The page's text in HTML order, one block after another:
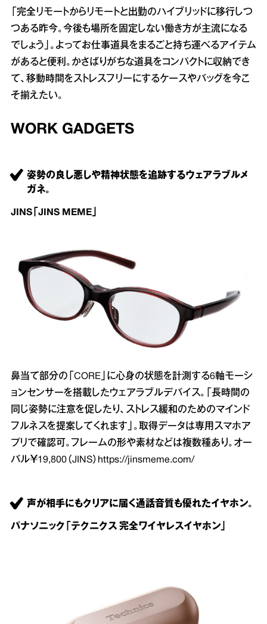
「完全リモートからリモートと出勤のハイブリッドに移行しつ
つある昨今。今後も場所を固定しない働き方が主流になる
でしょう」。よってお仕事道具をまるごと持ち運べるアイテム
があると便利。かさばりがちな道具をコンパクトに収納でき
て、移動時間をストレスフリーにするケースやバッグを今こ
そ揃えたい。
WORK GADGETS
姿勢の良し悪しや精神状態を追跡するウェアラブルメ
ガネ。
JINS「JINS MEME」
鼻当て部分の「CORE」に心身の状態を計測する6軸モーシ
ョンセンサーを搭載したウェアラブルデバイス。「長時間の
同じ姿勢に注意を促したり、ストレス緩和のためのマインド
フルネスを提案してくれます」。取得データは専用スマホア
プリで確認可。フレームの形や素材などは複数種あり。オー
バル￥19,800（JINS） https://jinsmeme.com/
声が相手にもクリアに届く通話音質も優れたイヤホン。
パナソニック「テクニクス 完全ワイヤレスイヤホン」